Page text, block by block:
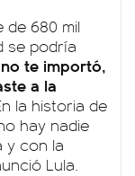
de 680 mil
se podría
te importó,
a la
la historia de
hay nadie
y con la
Lula.